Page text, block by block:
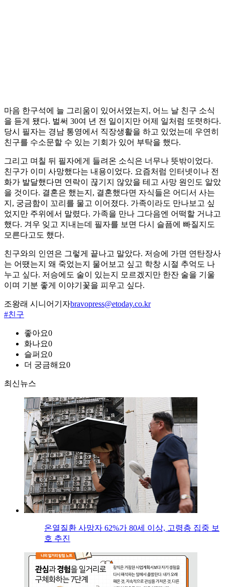
마음 한구석에 늘 그리움이 있어서였는지, 어느 날 친구 소식
을 듣게 됐다. 벌써 30여 년 전 일이지만 어제 일처럼 또렷하다.
당시 필자는 경남 통영에서 직장생활을 하고 있었는데 우연히
친구를 수소문할 수 있는 기회가 있어 부탁을 했다.
그리고 며칠 뒤 필자에게 들려온 소식은 너무나 뜻밖이었다.
친구가 이미 사망했다는 내용이었다. 요즘처럼 인터넷이나 전
화가 발달했다면 연락이 끊기지 않았을 테고 사망 원인도 알았
을 것이다. 결혼은 했는지, 결혼했다면 자식들은 어디서 사는
지, 궁금함이 꼬리를 물고 이어졌다. 가족이라도 만나보고 싶
었지만 주위에서 말렸다. 가족을 만나 그다음엔 어떡할 거냐고
했다. 겨우 잊고 지내는데 필자를 보면 다시 슬픔에 빠질지도
모른다고도 했다.
친구와의 인연은 그렇게 끝나고 말았다. 저승에 가면 연탄장사
는 어땠는지 왜 죽었는지 물어보고 싶고 학창 시절 추억도 나
누고 싶다. 저승에도 술이 있는지 모르겠지만 한잔 술을 기울
이며 기분 좋게 이야기꽃을 피우고 싶다.
조왕래 시니어기자bravopress@etoday.co.kr
#친구
좋아요0
화나요0
슬퍼요0
더 궁금해요0
최신뉴스
온열질환 사망자 62%가 80세 이상, 고령층 집중 보
호 추진